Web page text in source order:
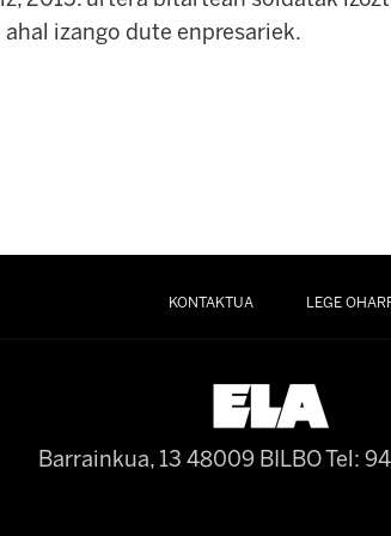
izango dute enpresariek.
KONTAKTUA LEGE
Barrainkua, 13 48009 BILBOTel: